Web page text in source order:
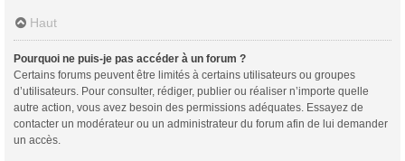
Haut
Pourquoi ne puis-je pas accéder à un forum ?
Certains forums peuvent être limités à certains utilisateurs ou groupes
d’utilisateurs. Pour consulter, rédiger, publier ou réaliser n’importe quelle
autre action, vous avez besoin des permissions adéquates. Essayez de
contacter un modérateur ou un administrateur du forum afin de lui demander
un accès.